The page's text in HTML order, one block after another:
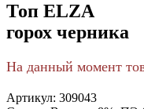
Топ ELZA
горох черника
На данный момент
Артикул: 309043